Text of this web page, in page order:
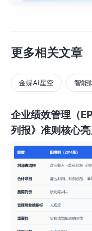
更多相关文章
金蝶AI星空 智能
企业绩效管理（
列报》准则核心